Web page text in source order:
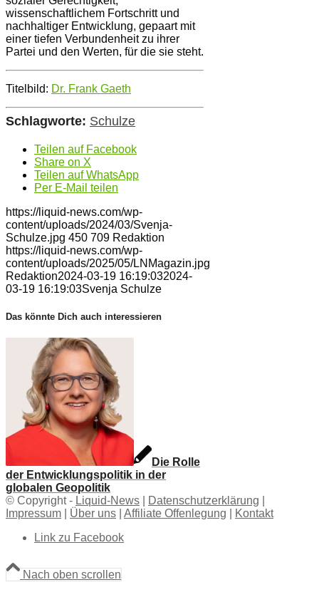
wissenschaftlichem Fortschritt und
nachhaltiger Entwicklung, gepaart mit
einer tiefen Verbundenheit zu ihrer
Partei und den Werten, für die sie steht.
Titelbild: Dr. Frank Gaeth
Schlagworte: Schulze
Teilen auf Facebook
Share on X
Teilen auf WhatsApp
Per E-Mail teilen
https://liquid-news.com/wp-
content/uploads/2024/03/Svenja-
Schulze.jpg 450 709 Redaktion
https://liquid-news.com/wp-
content/uploads/2025/05/LNMagazin.jpg
Redaktion2024-03-19 16:19:032024-
03-19 16:19:03Svenja Schulze
Das könnte Dich auch interessieren
Die Rolle
der Entwicklungspolitik in der
globalen Geopolitik
© Copyright - Liquid-News Datenschutzerklärung
Impressum
Über uns Affiliate Offenlegung
Kontakt
Link zu Facebook
Nach oben scrollen